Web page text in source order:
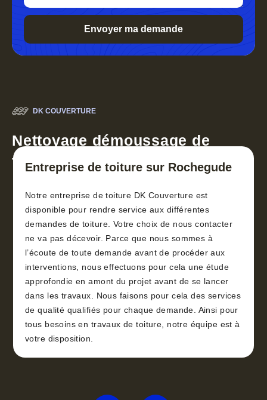
DK COUVERTURE
Nettoyage démoussage de
toiture 30
Entreprise de toiture sur Rochegude
Notre entreprise de toiture DK Couverture est
disponible pour rendre service aux différentes
demandes de toiture. Votre choix de nous contacter
ne va pas décevoir. Parce que nous sommes à
l’écoute de toute demande avant de procéder aux
interventions, nous effectuons pour cela une étude
approfondie en amont du projet avant de se lancer
dans les travaux. Nous faisons pour cela des services
de qualité qualifiés pour chaque demande. Ainsi pour
tous besoins en travaux de toiture, notre équipe est à
votre disposition.